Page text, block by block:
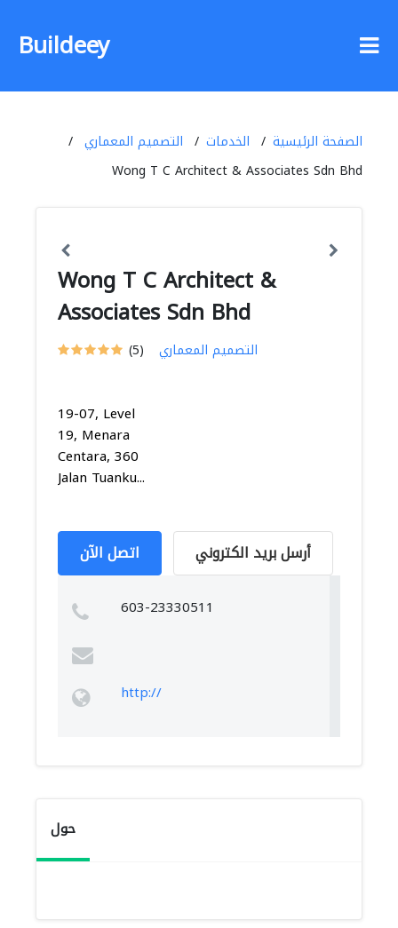
Buildeey
الصفحة الرئيسية الخدمات
التصميم المعماري
Wong T C Architect & Associates Sdn Bhd
Wong T C Architect &
Associates Sdn Bhd
(5) التصميم المعماري
19-07, Level
19, Menara
Centara, 360
Jalan Tuanku...
اتصل الآن أرسل بريد الكتروني
603-23330511
http://
حول